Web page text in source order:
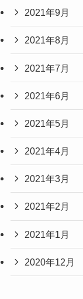
2021年9月
2021年8月
2021年7月
2021年6月
2021年5月
2021年4月
2021年3月
2021年2月
2021年1月
2020年12月